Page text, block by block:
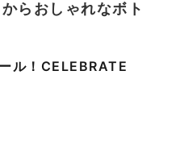
らおしゃれなボト
ル！CELEBRATE